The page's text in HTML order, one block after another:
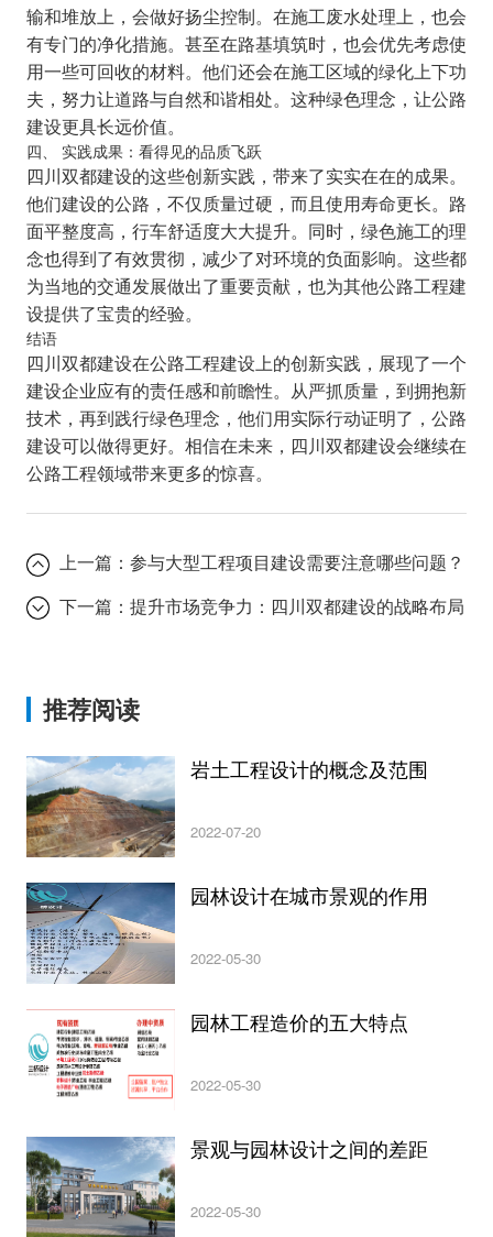
输和堆放上，会做好扬尘控制。在施工废水处理上，也会
有专门的净化措施。甚至在路基填筑时，也会优先考虑使
用一些可回收的材料。他们还会在施工区域的绿化上下功
夫，努力让道路与自然和谐相处。这种绿色理念，让公路
建设更具长远价值。
四、 实践成果：看得见的品质飞跃
四川双都建设的这些创新实践，带来了实实在在的成果。
他们建设的公路，不仅质量过硬，而且使用寿命更长。路
面平整度高，行车舒适度大大提升。同时，绿色施工的理
念也得到了有效贯彻，减少了对环境的负面影响。这些都
为当地的交通发展做出了重要贡献，也为其他公路工程建
设提供了宝贵的经验。
结语
四川双都建设在公路工程建设上的创新实践，展现了一个
建设企业应有的责任感和前瞻性。从严抓质量，到拥抱新
技术，再到践行绿色理念，他们用实际行动证明了，公路
建设可以做得更好。相信在未来，四川双都建设会继续在
公路工程领域带来更多的惊喜。
上一篇：参与大型工程项目建设需要注意哪些问题？
下一篇：提升市场竞争力：四川双都建设的战略布局
推荐阅读
岩土工程设计的概念及范围
2022-07-20
园林设计在城市景观的作用
2022-05-30
园林工程造价的五大特点
2022-05-30
景观与园林设计之间的差距
2022-05-30